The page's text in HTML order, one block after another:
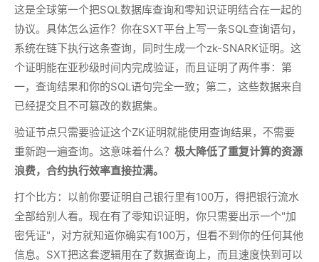
这是全球第一个把SQL数据库查询和零知识证明结合在一起的
协议。具体怎么运作？你在SXT平台上写一条SQL查询语句，
系统在链下执行这条查询，同时生成一个zk-SNARK证明。这
个证明能在亚秒级时间内完成验证，而且证明了两件事：第
一，查询结果和你的SQL语句完全一致；第二，这些数据来自
已经提交且不可篡改的数据集。
验证节点只需要验证这个ZK证明就能使用查询结果，不需要
重新跑一遍查询。这意味着什么？ 极大降低了重复计算的资源
浪费，合约执行效率直接拉满。
打个比方：以前你要证明自己银行里有100万，得把银行流水
全部给别人看。现在有了零知识证明，你只需要出示一个"加
密凭证"，对方就知道你确实有100万，但看不到你的任何其他
信息。SXT把这套逻辑用在了数据查询上，而且速度快到可以